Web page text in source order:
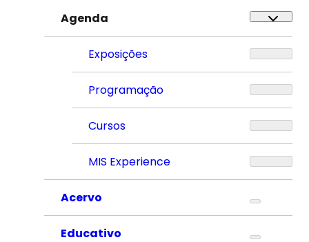
Agenda
Exposições
Programação
Cursos
MIS Experience
Acervo
Educativo